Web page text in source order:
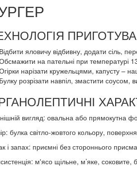
Відбити яловичу відбивну, додати сіль,
на пательні при температурі
нарізати кружельцями, капусту –
Булку розрізати навпіл, змастити соусом,
вигляд: овальна або прямокутна
булка світло-жовтого кольору,
і запах: приємні без стороннього
м'ясо щільне, м’яке,